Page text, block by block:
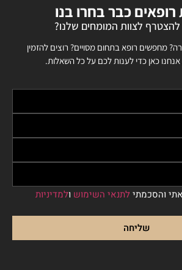
כבר בחרו בנו
להצטרף לצוות המומחים שלנו?
מחפשים רופא בתחום מסויים? רוצים להזמין
אנחנו כאן כדי לענות לכם על כל השאלות.
והסכמתי לתנאי השימוש ולמדיניות
שליחה